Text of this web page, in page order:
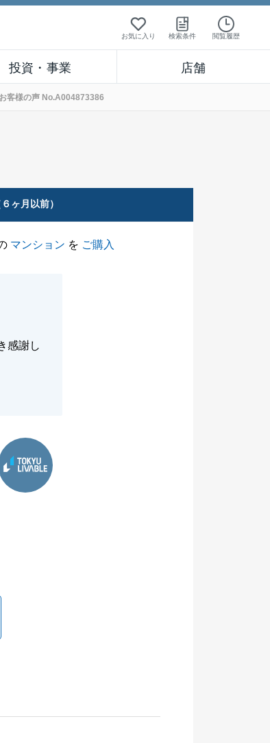
お気に入り 検索条件 閲覧履歴
投資・事業 店舗
客様の声 No.A004873386
ヶ月以前）
マンション を ご購入
感謝し